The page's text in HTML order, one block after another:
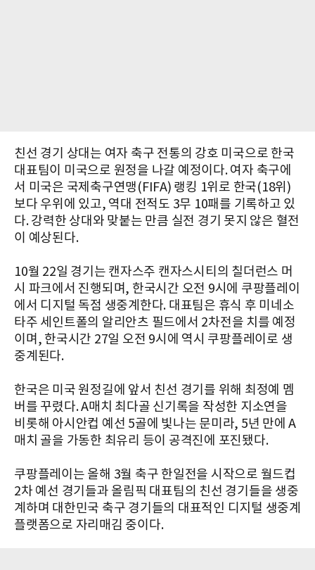
친선 경기 상대는 여자 축구 전통의 강호 미국으로 한국
대표팀이 미국으로 원정을 나갈 예정이다. 여자 축구에
서 미국은 국제축구연맹(FIFA) 랭킹 1위로 한국(18위)
보다 우위에 있고, 역대 전적도 3무 10패를 기록하고 있
다. 강력한 상대와 맞붙는 만큼 실전 경기 못지 않은 혈전
이 예상된다.
10월 22일 경기는 캔자스주 캔자스시티의 칠더런스 머
시 파크에서 진행되며, 한국시간 오전 9시에 쿠팡플레이
에서 디지털 독점 생중계한다. 대표팀은 휴식 후 미네소
타주 세인트폴의 알리안츠 필드에서 2차전을 치를 예정
이며, 한국시간 27일 오전 9시에 역시 쿠팡플레이로 생
중계된다.
한국은 미국 원정길에 앞서 친선 경기를 위해 최정예 멤
버를 꾸렸다. A매치 최다골 신기록을 작성한 지소연을
비롯해 아시안컵 예선 5골에 빛나는 문미라, 5년 만에 A
매치 골을 가동한 최유리 등이 공격진에 포진됐다.
쿠팡플레이는 올해 3월 축구 한일전을 시작으로 월드컵
2차 예선 경기들과 올림픽 대표팀의 친선 경기들을 생중
계하며 대한민국 축구 경기들의 대표적인 디지털 생중계
플랫폼으로 자리매김 중이다.